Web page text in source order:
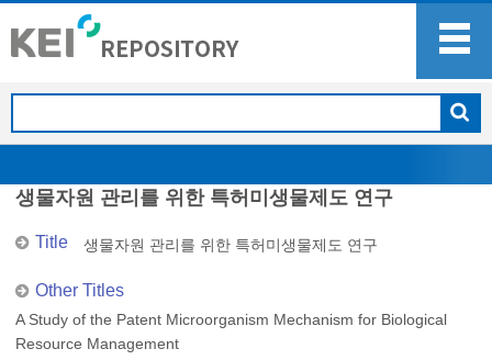
생물자원 관리를 위한 특허미생물제도 연구
Title 생물자원 관리를 위한 특허미생물제도 연구
Other Titles
A Study of the Patent Microorganism Mechanism for Biological
Resource Management